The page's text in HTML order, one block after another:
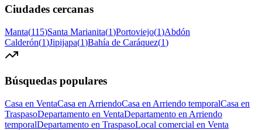
Ciudades cercanas
Manta(115)Santa Marianita(1)Portoviejo(1)Abdón
Calderón(1)Jipijapa(1)Bahía de Caráquez(1)
Búsquedas populares
Casa en VentaCasa en ArriendoCasa en Arriendo temporalCasa en
TraspasoDepartamento en VentaDepartamento en Arriendo
temporalDepartamento en TraspasoLocal comercial en Venta